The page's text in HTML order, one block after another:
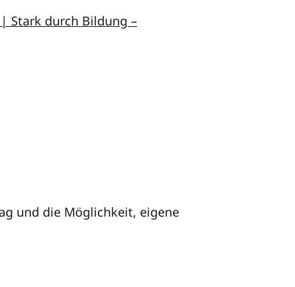
| Stark durch Bildung –
und die Möglichkeit, eigene